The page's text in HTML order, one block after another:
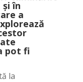
în
a
pot fi
la